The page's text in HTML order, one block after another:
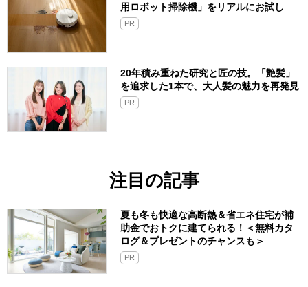
用ロボット掃除機」をリアルにお試し
PR
20年積み重ねた研究と匠の技。「艶髪」
を追求した1本で、大人髪の魅力を再発見
PR
注目の記事
夏も冬も快適な高断熱＆省エネ住宅が補
助金でおトクに建てられる！＜無料カタ
ログ＆プレゼントのチャンスも＞
PR